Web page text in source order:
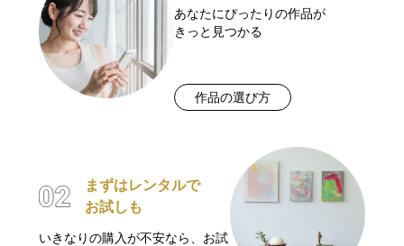
あなたにぴったりの作品が
きっと見つかる
作品の選び方
まずはレンタルで
お試しも
いきなりの購入が不安なら、お試